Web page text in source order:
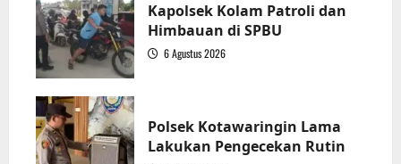
Kapolsek Kolam Patroli dan
Himbauan di SPBU
6 Agustus 2026
Polsek Kotawaringin Lama
Lakukan Pengecekan Rutin